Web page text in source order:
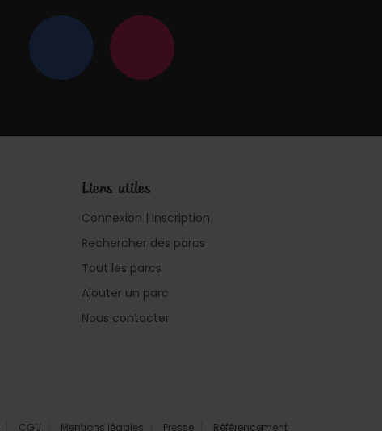
Liens utiles
Connexion | Inscription
Rechercher des parcs
Tout les parcs
Ajouter un parc
Nous contacter
CGU Mentions légales Presse Référencement